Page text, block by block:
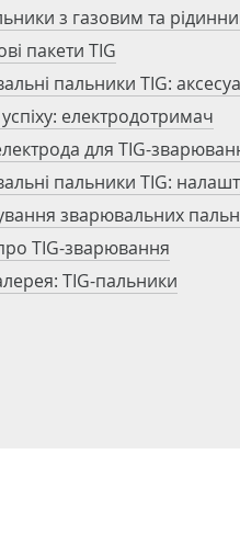
з газовим та
пакети TIG
пальники TIG:
електродотримач
для TIG-
пальники TIG:
зварювальних
TIG-зварювання
TIG-пальники